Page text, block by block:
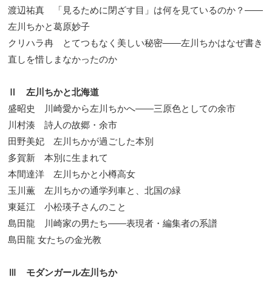
渡辺祐真 「見るために閉ざす目」は何を見ているのか？――
左川ちかと葛原妙子
クリハラ冉 とてつもなく美しい秘密――左川ちかはなぜ書き
直しを惜しまなかったのか
Ⅱ 左川ちかと北海道
盛昭史 川崎愛から左川ちかへ――三原色としての余市
川村湊 詩人の故郷・余市
田野美妃 左川ちかが過ごした本別
多賀新 本別に生まれて
本間達洋 左川ちかと小樽高女
玉川薫 左川ちかの通学列車と、北国の緑
東延江 小松瑛子さんのこと
島田龍 川崎家の男たち――表現者・編集者の系譜
島田龍 女たちの金光教
Ⅲ モダンガール左川ちか